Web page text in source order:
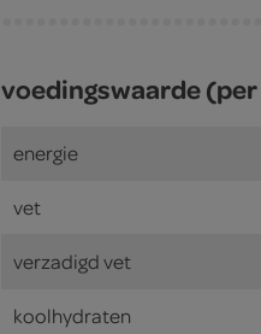
voedingswaarde
energie
vet
verzadigd vet
koolhydraten